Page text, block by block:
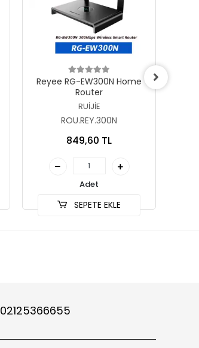
Sepete Ekle
Reyee RG-EW300N Home
Router
RUİJİE
ROU.REY.300N
849,60 TL
Adet
SEPETE EKLE
02125366655